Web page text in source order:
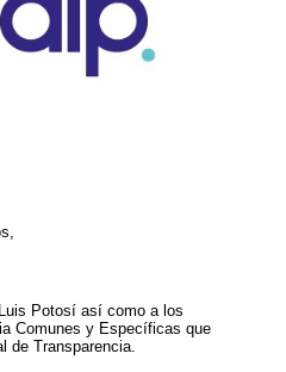
Potosí así como a los
Comunes y Específicas que
de Transparencia.